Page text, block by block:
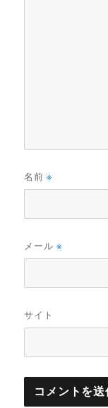
名前※
メール※
サイト